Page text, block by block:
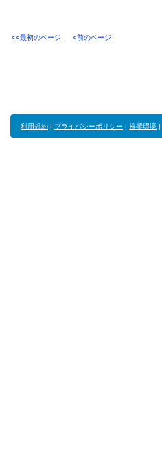
<<最初のページ <前のページ
利用規約 | プライバシーポリシー | 推奨環境 |